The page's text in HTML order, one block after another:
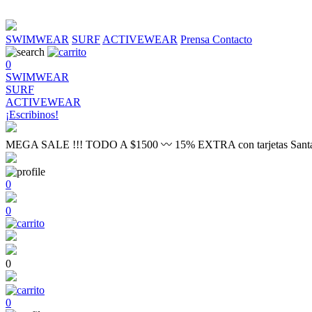
SWIMWEAR SURF ACTIVEWEAR Prensa Contacto
0
SWIMWEAR
SURF
ACTIVEWEAR
¡Escribinos!
MEGA SALE !!! TODO A $1500 〰 15% EXTRA con tarjetas
0
0
0
0